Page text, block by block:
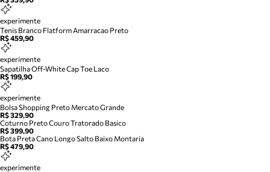
experimente
Tenis Branco Flatform Amarracao Preto
R$ 459,90
experimente
Sapatilha Off-White Cap Toe Laco
R$ 199,90
experimente
Bolsa Shopping Preto Mercato Grande
R$ 329,90
Coturno Preto Couro Tratorado Basico
R$ 399,90
Bota Preta Cano Longo Salto Baixo Montaria
R$ 479,90
experimente